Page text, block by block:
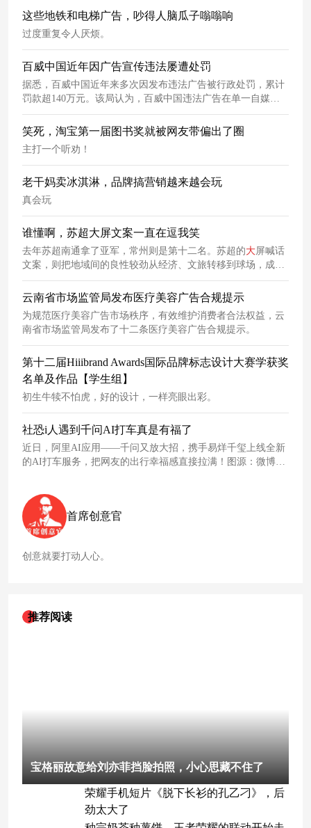
这些地铁和电梯广告，吵得人脑瓜子嗡嗡响
过度重复令人厌烦。
百威中国近年因广告宣传违法屡遭处罚
据悉，百威中国近年来多次因发布违法广告被行政处罚，累计
罚款超140万元。该局认为，百威中国违法广告在单一自媒体
上发布，在案发后立即将违法广告删除，未造成人体健康和人
身、财产受损。但鉴于百威中国发布该广告的时间为2015年5
月28日，违法行为持续时间长。且因百威中国于2019年至2021
年期间4次因在互联网发布出现饮酒动作的违法广告被行政处
罚，综合考量决定对当事人从重处罚。
笑死，淘宝第一届图书奖就被网友带偏出了圈
主打一个听劝！
老干妈卖冰淇淋，品牌搞营销越来越会玩
真会玩
谁懂啊，苏超大屏文案一直在逗我笑
去年苏超南通拿了亚军，常州则是第十二名。苏超的大屏喊话
文案，则把地域间的良性较劲从经济、文旅转移到球场，成为
地域“散装文化”的具象化表达。
云南省市场监管局发布医疗美容广告合规提示
为规范医疗美容广告市场秩序，有效维护消费者合法权益，云
南省市场监管局发布了十二条医疗美容广告合规提示。
第十二届Hiiibrand Awards国际品牌标志设计大赛学获奖
名单及作品【学生组】
初生牛犊不怕虎，好的设计，一样亮眼出彩。
社恐i人遇到千问AI打车真是有福了
近日，阿里AI应用——千问又放大招，携手易烊千玺上线全新
的AI打车服务，把网友的出行幸福感直接拉满！图源：微博网
服务，可以说是这些痛点的克星了。从美食推荐到AI打车，这
贴心程度完全是私人助理来的。
首席创意官
创意就要打动人心。
推荐阅读
宝格丽故意给刘亦菲挡脸拍照，小心思藏不住了
荣耀手机短片《脱下长衫的孔乙刁》，后
劲太大了